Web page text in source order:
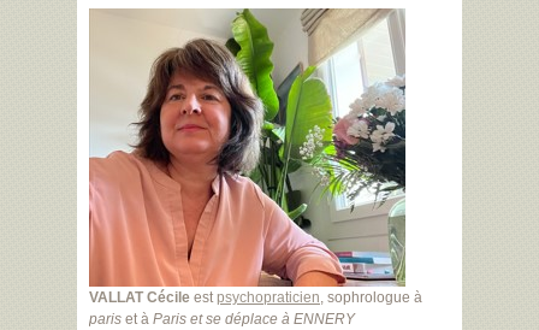
VALLAT Cécile estpsychopraticien, sophrologue à
paris et à Paris et se déplace à ENNERY